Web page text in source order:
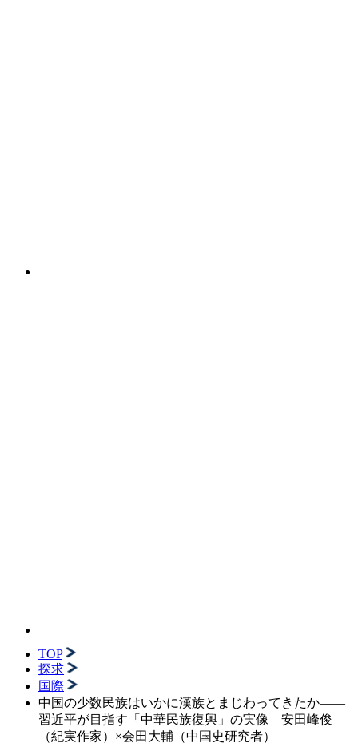
TOP
探求
国際
中国の少数民族はいかに漢族とまじわってきたか――
習近平が目指す「中華民族復興」の実像 安田峰俊
（紀実作家）×会田大輔（中国史研究者）